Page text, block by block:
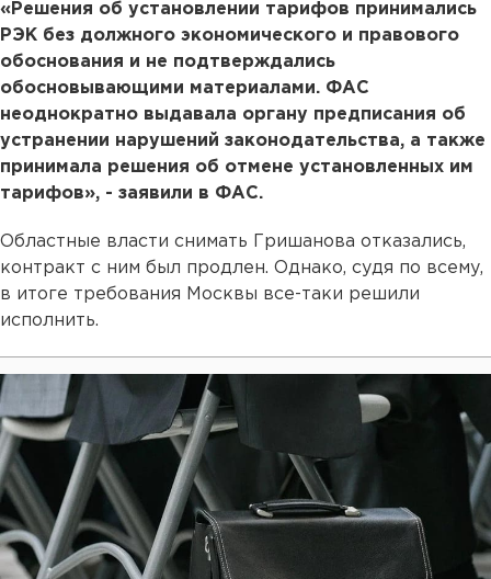
«Решения об установлении тарифов принимались
РЭК без должного экономического и правового
обоснования и не подтверждались
обосновывающими материалами. ФАС
неоднократно выдавала органу предписания об
устранении нарушений законодательства, а также
принимала решения об отмене установленных им
тарифов», - заявили в ФАС.
Областные власти снимать Гришанова отказались,
контракт с ним был продлен. Однако, судя по всему,
в итоге требования Москвы все-таки решили
исполнить.